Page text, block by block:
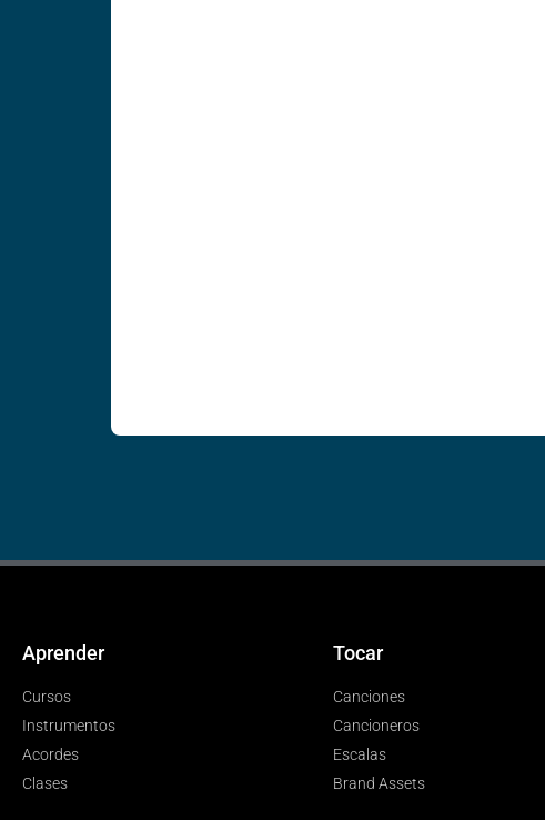
Aprender
Cursos
Instrumentos
Acordes
Clases
Tocar
Canciones
Cancioneros
Escalas
Brand Assets